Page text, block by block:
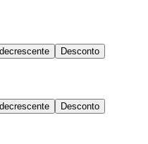
Desconto
Desconto